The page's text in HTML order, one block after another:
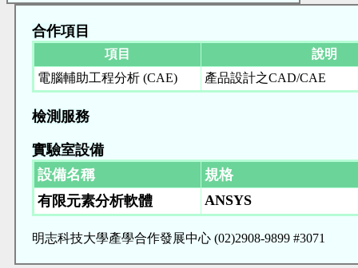
合作項目
項目
說明
電腦輔助工程分析 (CAE)
產品設計之CAD/CAE
檢測服務
實驗室設備
設備名稱
規格
有限元素分析軟體
ANSYS
明志科技大學產學合作發展中心 (02)2908-9899 #3071